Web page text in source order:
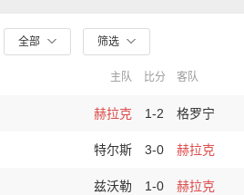
全部 筛选
主队 比分 客队
赫拉克 1-2 格罗宁
特尔斯 3-0 赫拉克
兹沃勒 1-0 赫拉克